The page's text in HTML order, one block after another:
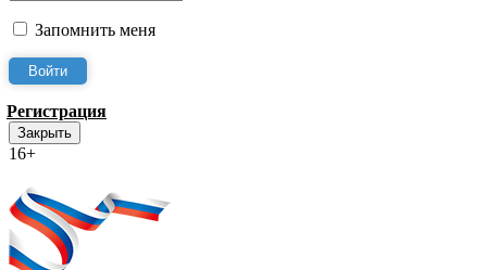
Запомнить меня
Регистрация
Закрыть
16+